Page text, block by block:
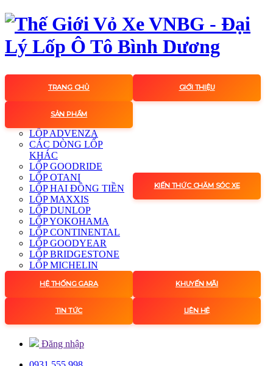
TRANG CHỦ GIỚI THIỆU
SẢN PHẨM
LỐP ADVENZA
CÁC DÒNG LỐP
KHÁC
LỐP GOODRIDE
LỐP OTANI
LỐP HAI ĐỒNG TIỀN
LỐP MAXXIS
LỐP DUNLOP
LỐP YOKOHAMA
LỐP CONTINENTAL
LỐP GOODYEAR
LỐP BRIDGESTONE
LỐP MICHELIN
KIẾN THỨC CHĂM SÓC XE
HỆ THỐNG GARA KHUYẾN MÃI
TIN TỨC LIÊN HỆ
Đăng nhập